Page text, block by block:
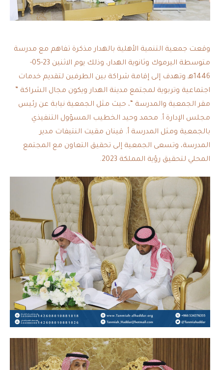
وقعت جمعية التنمية الأهلية بالهدار مذكرة تفاهم مع مدرسة
متوسطة اليرموك وثانوية الهدار، وذلك يوم الاثنين 23-05-
1446هـ وتهدف إلى إقامة شراكة بين الطرفين لتقديم خدمات
اجتماعية وتربوية لمجتمع مدينة الهدار ويكون مجال الشراكة ”
مقر الجمعية والمدرسة “، حيث مثل الجمعية نيابة عن رئيس
مجلس الإدارة أ. محمد وحيد الخطيب المسؤول التنفيذي
بالجمعية ومثل المدرسة أ. قينان مقيت النتيفات مدير
المدرسة، وتسعى الجمعية إلى تحقيق التعاون مع المجتمع
المحلي لتحقيق رؤية المملكة 2023.